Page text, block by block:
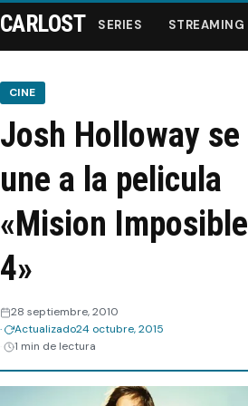
Series
Streaming
Recomendaciones
Webisodios
CARLOST SERIES STREAMING
CINE
Josh Holloway se
une a la pelicula
«Mision Imposible
4»
28 septiembre, 2010
Actualizado24 octubre, 2015
1 min de lectura